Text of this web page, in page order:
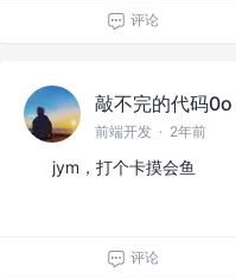
评论
敲不完的代码0o
前端开发 · 2年前
jym，打个卡摸会鱼
评论